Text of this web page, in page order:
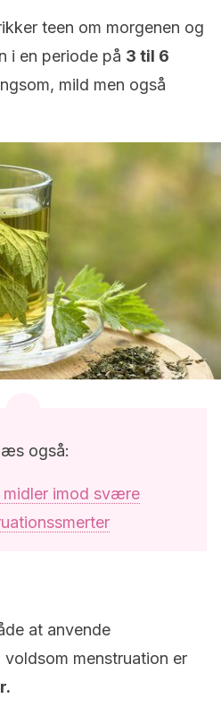
teen om morgenen og
i en periode på 3 til 6
mild men også
også:
midler imod svære
at anvende
menstruation er